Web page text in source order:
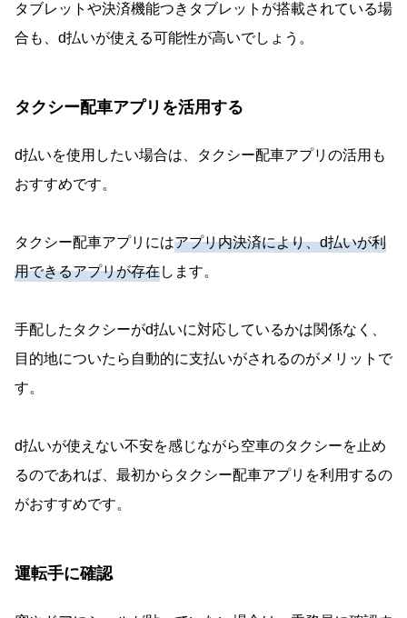
タブレットや決済機能つきタブレットが搭載されている場
合も、d払いが使える可能性が高いでしょう。
タクシー配車アプリを活用する
d払いを使用したい場合は、タクシー配車アプリの活用も
おすすめです。
タクシー配車アプリにはアプリ内決済により、d払いが利
用できるアプリが存在します。
手配したタクシーがd払いに対応しているかは関係なく、
目的地についたら自動的に支払いがされるのがメリットで
す。
d払いが使えない不安を感じながら空車のタクシーを止め
るのであれば、最初からタクシー配車アプリを利用するの
がおすすめです。
運転手に確認